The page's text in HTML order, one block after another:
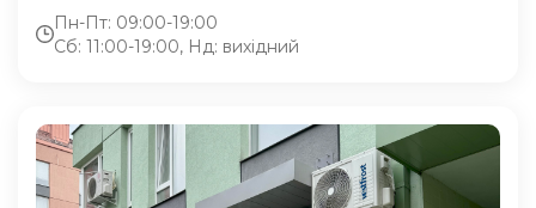
Пн-Пт: 09:00-19:00
Сб: 11:00-19:00, Нд: вихідний